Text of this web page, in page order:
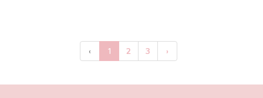
‹ 1 2 3 ›